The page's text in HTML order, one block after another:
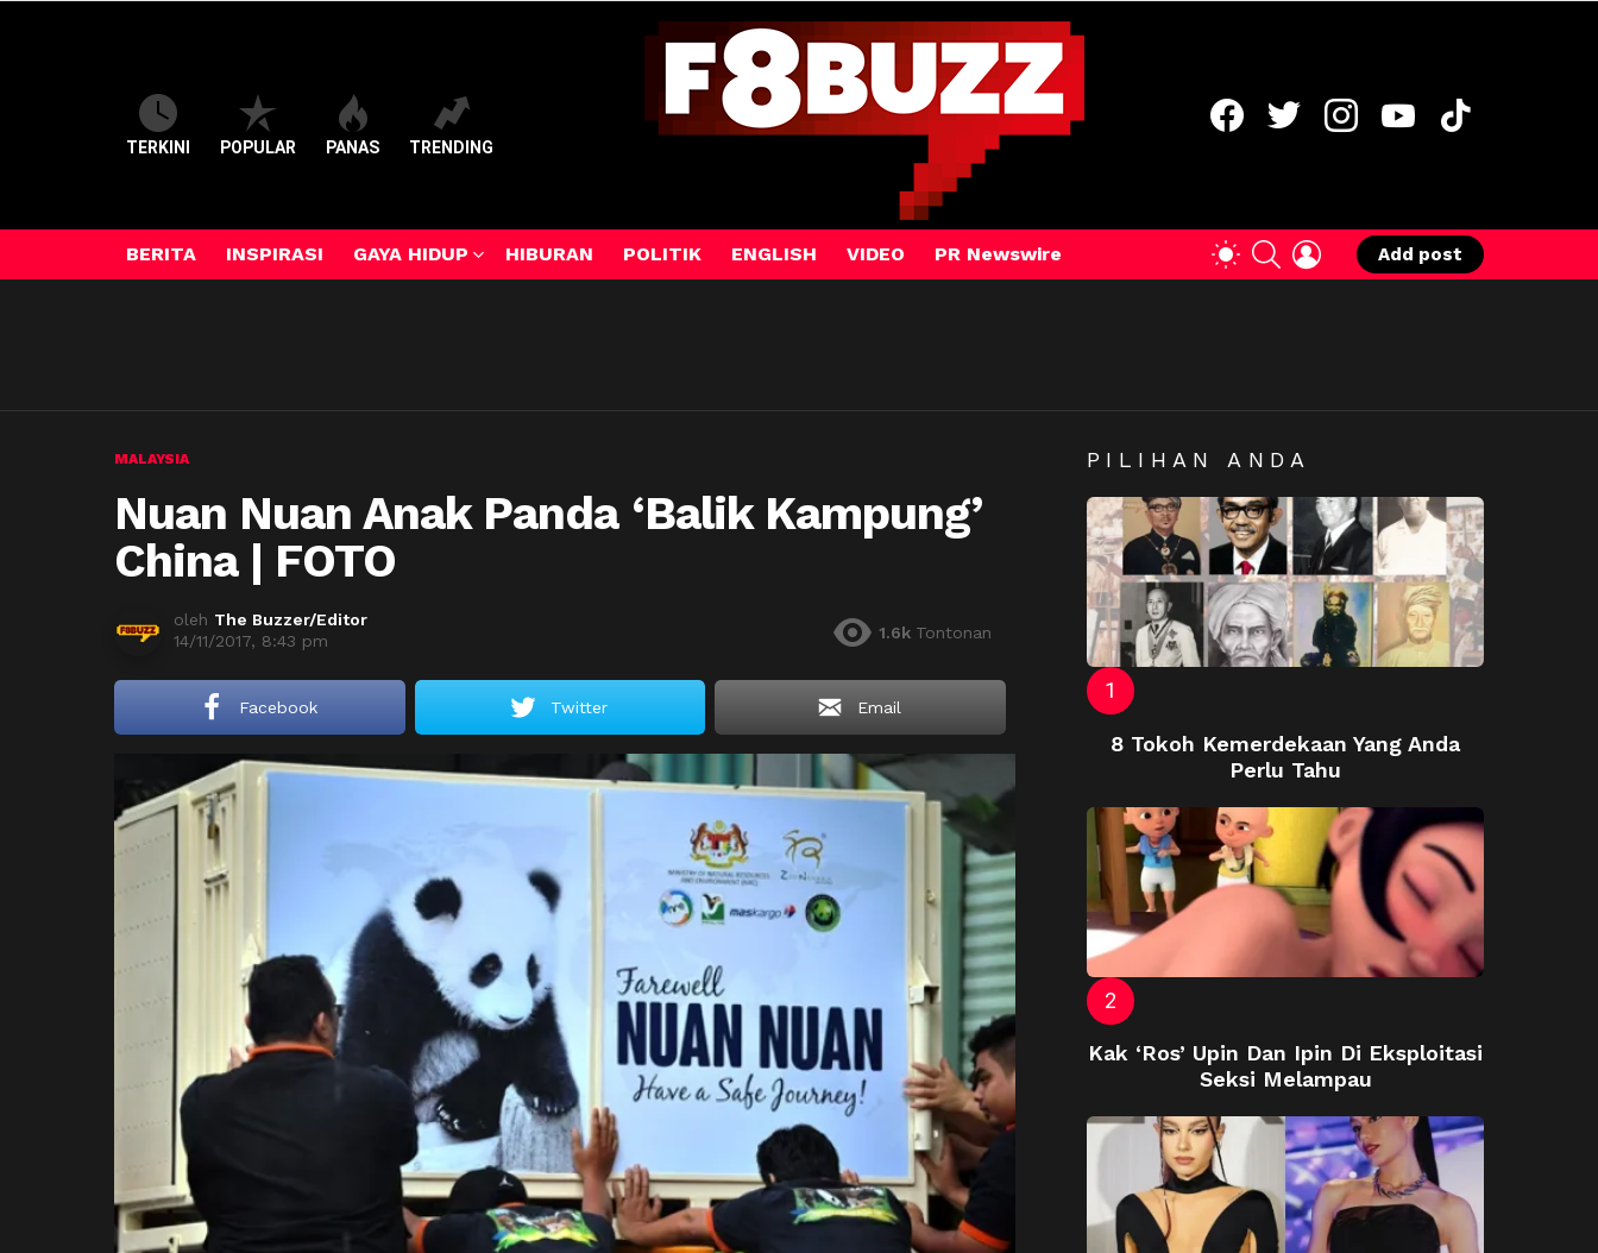
TERKINI POPULAR PANAS TRENDING
BERITA INSPIRASI GAYA HIDUP HIBURAN POLITIK ENGLISH VIDEO PR Newswire
SWITCHSEARCHLOGIN
Add post
MALAYSIA
Nuan Nuan Anak Panda ‘Balik Kampung’
China | FOTO
oleh The Buzzer/Editor
14/11/2017, 8:43 pm
1.6k Tontonan
Facebook Twitter Email
PILIHAN ANDA
8 Tokoh Kemerdekaan Yang Anda
Perlu Tahu
Kak ‘Ros’ Upin Dan Ipin Di Eksploitasi
Seksi Melampau